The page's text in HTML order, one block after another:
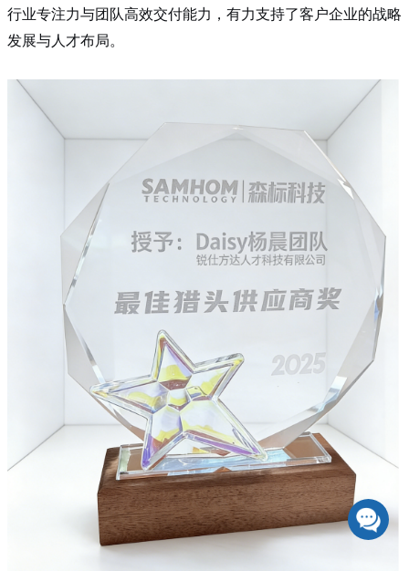
行业专注力与团队高效交付能力，有力支持了客户企业的战略
发展与人才布局。